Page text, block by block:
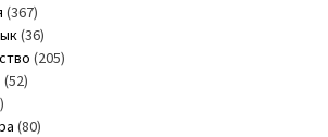
(367)
(36)
(205)
(52)
(80)